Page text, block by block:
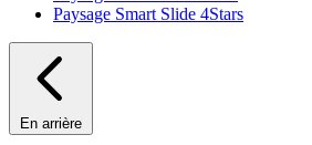
Paysage Smart Slide 4Stars
En arrière